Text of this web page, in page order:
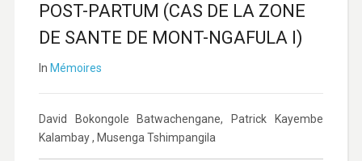
POST-PARTUM (CAS DE LA ZONE
DE SANTE DE MONT-NGAFULA I)
In Mémoires
David Bokongole Batwachengane, Patrick Kayembe
Kalambay , Musenga Tshimpangila